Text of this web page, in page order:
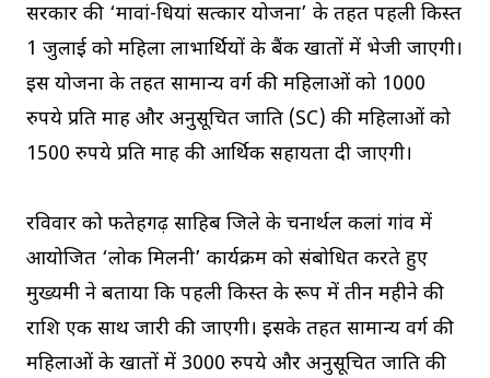
सरकार की ‘मावां-धियां सत्कार योजना’ के तहत पहली किस्त
1 जुलाई को महिला लाभार्थियों के बैंक खातों में भेजी जाएगी।
इस योजना के तहत सामान्य वर्ग की महिलाओं को 1000
रुपये प्रति माह और अनुसूचित जाति (SC) की महिलाओं को
1500 रुपये प्रति माह की आर्थिक सहायता दी जाएगी।
रविवार को फतेहगढ़ साहिब जिले के चनार्थल कलां गांव में
आयोजित ‘लोक मिलनी’ कार्यक्रम को संबोधित करते हुए
मुख्यमंत्री ने बताया कि पहली किस्त के रूप में तीन महीने की
राशि एक साथ जारी की जाएगी। इसके तहत सामान्य वर्ग की
महिलाओं के खातों में 3000 रुपये और अनुसूचित जाति की